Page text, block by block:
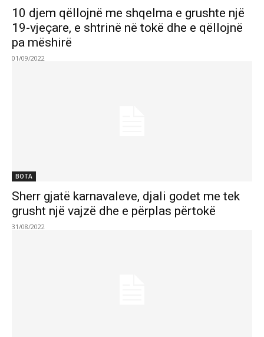
10 djem qëllojnë me shqelma e grushte një
19-vjeçare, e shtrinë në tokë dhe e qëllojnë
pa mëshirë
01/09/2022
BOTA
Sherr gjatë karnavaleve, djali godet me tek
grusht një vajzë dhe e përplas përtokë
31/08/2022